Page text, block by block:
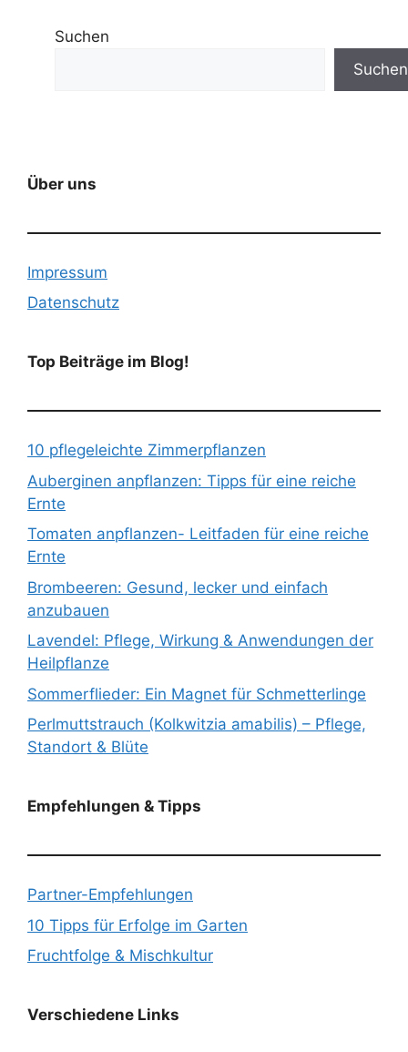
Suchen
Suchen
Über uns
Impressum
Datenschutz
Top Beiträge im Blog!
10 pflegeleichte Zimmerpflanzen
Auberginen anpflanzen: Tipps für eine reiche
Ernte
Tomaten anpflanzen- Leitfaden für eine reiche
Ernte
Brombeeren: Gesund, lecker und einfach
anzubauen
Lavendel: Pflege, Wirkung & Anwendungen der
Heilpflanze
Sommerflieder: Ein Magnet für Schmetterlinge
Perlmuttstrauch (Kolkwitzia amabilis) – Pflege,
Standort & Blüte
Empfehlungen & Tipps
Partner-Empfehlungen
10 Tipps für Erfolge im Garten
Fruchtfolge & Mischkultur
Verschiedene Links